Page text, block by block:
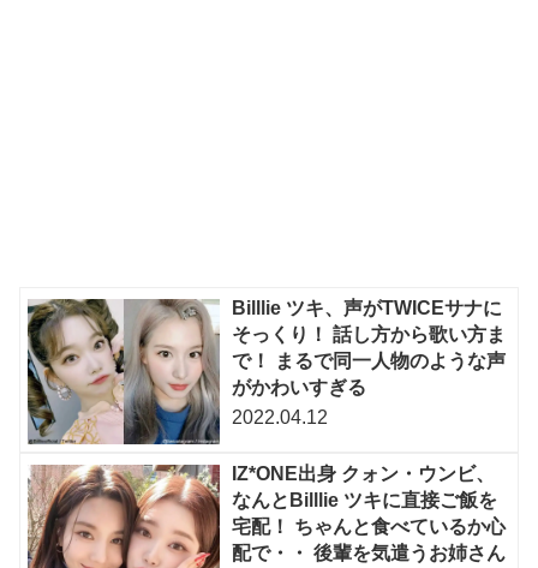
Billlie ツキ、声がTWICEサナに
そっくり！ 話し方から歌い方ま
で！ まるで同一人物のような声
がかわいすぎる
2022.04.12
IZ*ONE出身 クォン・ウンビ、
なんとBilllie ツキに直接ご飯を
宅配！ ちゃんと食べているか心
配で・・ 後輩を気遣うお姉さん